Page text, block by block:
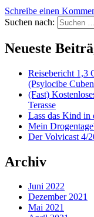
Schreibe einen
Suchen nach:
Neueste
Reisebericht 1,3
(Psylocibe
(Fast)
Terasse
Lass das Kind
Mein
Der Volvicast 4/
Archiv
Juni 2022
Dezember 2021
Mai 2021